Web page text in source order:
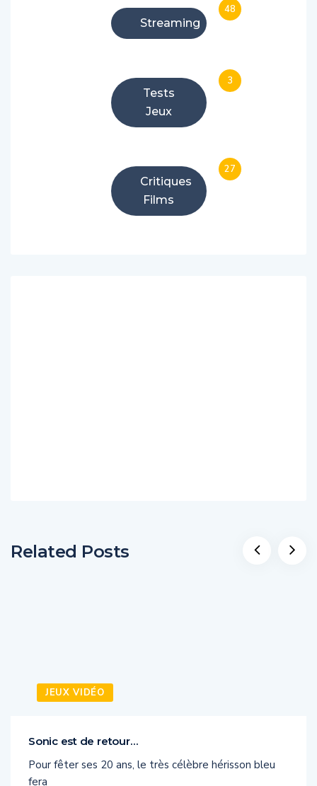
Streaming
48
Tests
Jeux
3
Critiques
Films
27
Related Posts
JEUX VIDÉO
Sonic est de retour…
Pour fêter ses 20 ans, le très célèbre hérisson bleu
fera